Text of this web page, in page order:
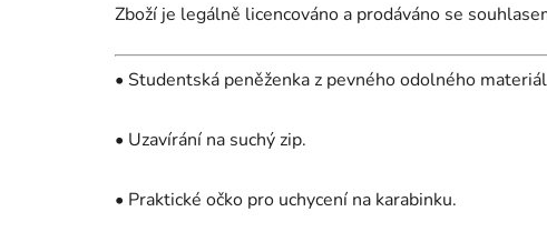
Zboží je legálně licencováno a prodáváno se
• Studentská peněženka z pevného odolného
• Uzavírání na suchý zip.
• Praktické očko pro uchycení na karabinku.